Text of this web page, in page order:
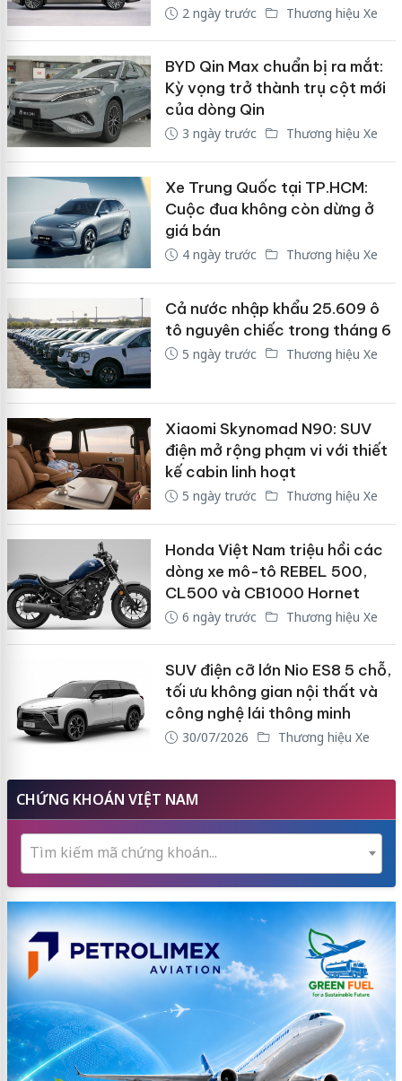
2 ngày trước Thương hiệu Xe
BYD Qin Max chuẩn bị ra mắt:
Kỳ vọng trở thành trụ cột mới
của dòng Qin
3 ngày trước Thương hiệu Xe
Xe Trung Quốc tại TP.HCM:
Cuộc đua không còn dừng ở
giá bán
4 ngày trước Thương hiệu Xe
Cả nước nhập khẩu 25.609 ô
tô nguyên chiếc trong tháng 6
5 ngày trước Thương hiệu Xe
Xiaomi Skynomad N90: SUV
điện mở rộng phạm vi với thiết
kế cabin linh hoạt
5 ngày trước Thương hiệu Xe
Honda Việt Nam triệu hồi các
dòng xe mô-tô REBEL 500,
CL500 và CB1000 Hornet
6 ngày trước Thương hiệu Xe
SUV điện cỡ lớn Nio ES8 5 chỗ,
tối ưu không gian nội thất và
công nghệ lái thông minh
30/07/2026 Thương hiệu Xe
CHỨNG KHOÁN VIỆT NAM
Tìm kiếm mã chứng khoán...